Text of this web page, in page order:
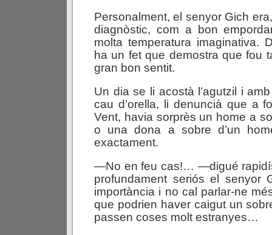
Personalment, el senyor Gich
diagnòstic, com a bon
molta temperatura imaginativa.
ha un fet que demostra que fou
gran bon sentit.
Un dia se li acostà l’agutzil i
cau d’orella, li denuncià que a
Vent, havia sorprès un home a
o una dona a sobre d’un
exactament.
—No en feu cas!… —digué
profundament seriós el
importància i no cal parlar-ne
que podrien haver caigut un
passen coses molt estranyes…